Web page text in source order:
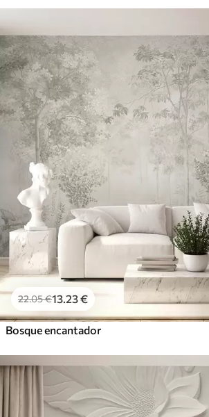
22.05€13 .23€
Bosque encantador